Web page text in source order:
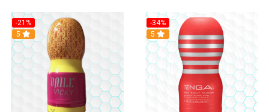
-21%
5
-34%
5